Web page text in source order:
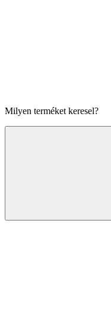
Milyen terméket keresel?